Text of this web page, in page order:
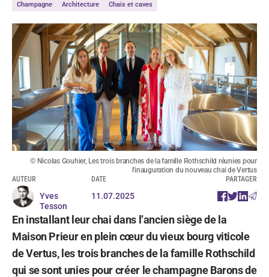
Champagne Architecture Chais et caves
© Nicolas Gouhier, Les trois branches de la famille Rothschild réunies pour
l'inauguration du nouveau chai de Vertus
AUTEUR
Yves
Tesson
DATE
11.07.2025
PARTAGER
En installant leur chai dans l’ancien siège de la
Maison Prieur en plein cœur du vieux bourg viticole
de Vertus, les trois branches de la famille Rothschild
qui se sont unies pour créer le champagne Barons de